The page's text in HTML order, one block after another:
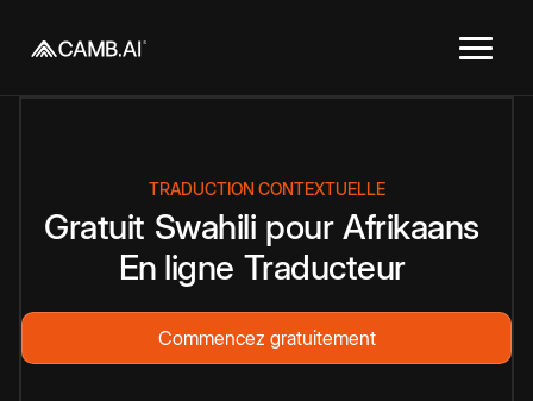
TRADUCTION CONTEXTUELLE
Gratuit Swahili pour Afrikaans
En ligne Traducteur
Commencez gratuitement